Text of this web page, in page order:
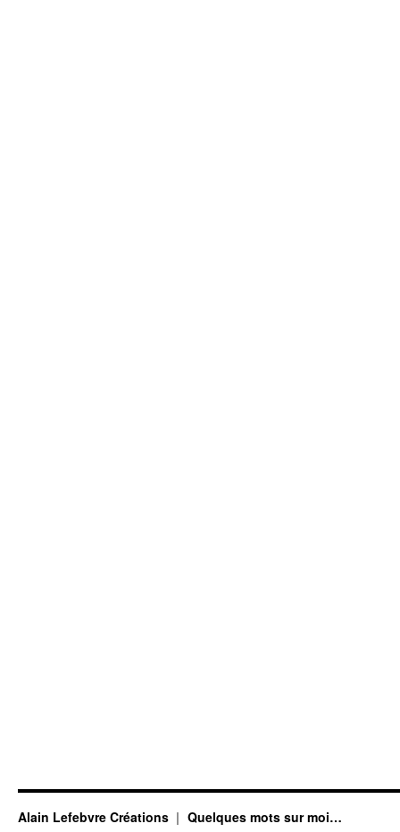
Alain Lefebvre Créations Quelques mots sur moi…